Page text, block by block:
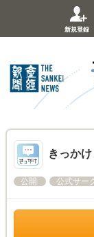
新規登録
きっか
公開 公式サー